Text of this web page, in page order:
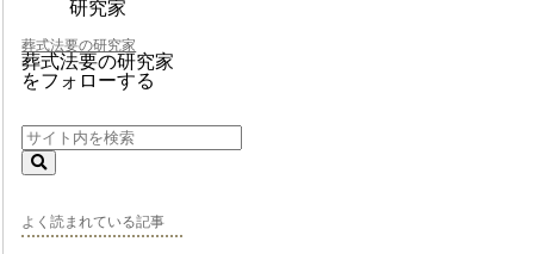
葬式法要の研究家
葬式法要の研究家
をフォローする
よく読まれている記事